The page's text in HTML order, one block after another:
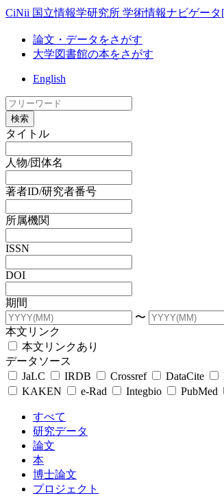
CiNii 国立情報学研究所 学術情報ナビゲー
論文・データをさがす
大学図書館の本をさがす
English
検索
タイトル
人物/団体名
著者ID/研究者番号
所属機関
ISSN
DOI
期間
〜
本文リンク
本文リンクあり
データソース
JaLC
IRDB Crossref DataCite
KAKEN
e-Rad Integbio PubMed
すべて
研究データ
論文
本
博士論文
プロジェクト